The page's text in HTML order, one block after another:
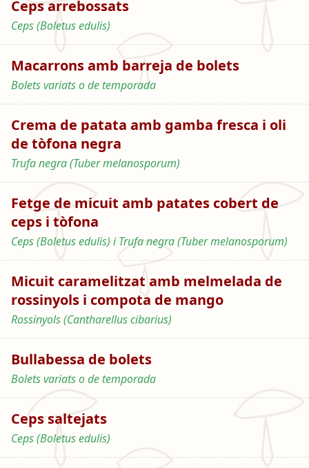
Ceps arrebossats
Ceps (Boletus edulis)
Macarrons amb barreja de bolets
Bolets variats o de temporada
Crema de patata amb gamba fresca i oli
de tòfona negra
Trufa negra (Tuber melanosporum)
Fetge de micuit amb patates cobert de
ceps i tòfona
Ceps (Boletus edulis) i Trufa negra (Tuber melanosporum)
Micuit caramelitzat amb melmelada de
rossinyols i compota de mango
Rossinyols (Cantharellus cibarius)
Bullabessa de bolets
Bolets variats o de temporada
Ceps saltejats
Ceps (Boletus edulis)